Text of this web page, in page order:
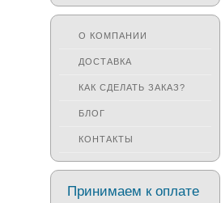
О КОМПАНИИ
ДОСТАВКА
КАК СДЕЛАТЬ ЗАКАЗ?
БЛОГ
КОНТАКТЫ
Принимаем к оплате